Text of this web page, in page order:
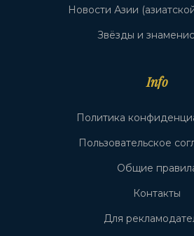
Новости Азии
Звёзды и
Info
Политика
Пользовательское
Общие
Контакты
Для